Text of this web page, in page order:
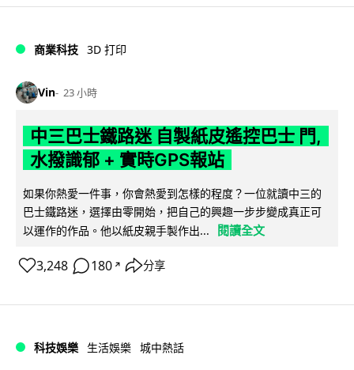
商業科技 3D 打印
Vin 23 小時
中三巴士鐵路迷 自製紙皮遙控巴士 門,
水撥識郁 + 實時GPS報站
如果你熱愛一件事，你會熱愛到怎樣的程度？一位就讀中三的
巴士鐵路迷，選擇由零開始，把自己的興趣一步步變成真正可
以運作的作品。他以紙皮親手製作出...
閱讀全文
3,248 180 ↗ 分享
科技娛樂 生活娛樂 城中熱話